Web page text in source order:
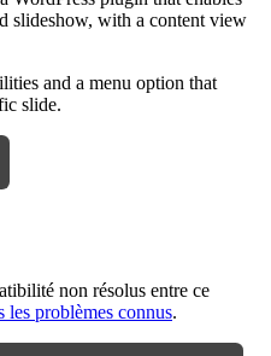
slideshow, with a content view
and a menu option that
slide.
non résolus entre ce
les problèmes connus.